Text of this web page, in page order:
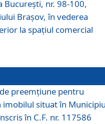
București, nr. 98-100,
Brașov, în vederea
la spațiul comercial
preemţiune pentru
situat în
în C.F. nr. 117586